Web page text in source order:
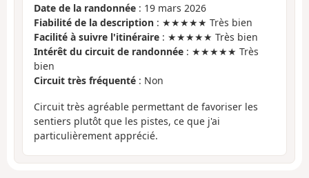
Date de la randonnée : 19 mars 2026
Fiabilité de la description : ★★★★★ Très bien
Facilité à suivre l'itinéraire : ★★★★★ Très bien
Intérêt du circuit de randonnée : ★★★★★ Très
bien
Circuit très fréquenté : Non
Circuit très agréable permettant de favoriser les
sentiers plutôt que les pistes, ce que j'ai
particulièrement apprécié.